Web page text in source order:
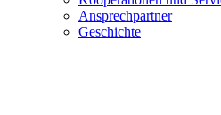
Ansprechpartner
Geschichte